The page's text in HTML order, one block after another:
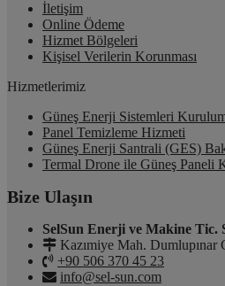
İletişim
Online Ödeme
Hizmet Bölgeleri
Kişisel Verilerin Korunması
Hizmetlerimiz
Güneş Enerji Sistemleri
Panel Temizleme Hizmeti
Güneş Enerji Santrali (GES)
Termal Drone ile Güneş Paneli
Bize Ulaşın
SelSun Enerji ve Makine Tic.
Kazımiye Mah.
+90 506 370 45 23
info@sel-sun.com